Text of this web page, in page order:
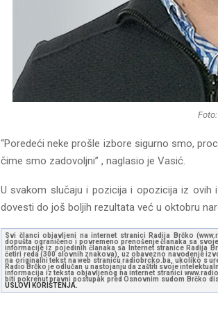
“Poredeći neke prošle izbore sigurno smo,
čime smo zadovoljni” , naglasio je Vasić.
U svakom slučaju i pozicija i opozicija iz ovih
dovesti do još boljih rezultata već u oktobru
Svi članci objavljeni na internet stranici Radija Brčko
dopušta ograničeno i povremeno prenošenje članaka sa
informacije iz pojedinih članaka sa Internet stranice Radija
četiri reda (300 slovnih znakova), uz obavezno navođenje
na originalni tekst na web stranicu radiobrcko.ba, ukoliko s
Radio Brčko je odlučan u nastojanju da zaštiti svoje
informacija iz teksta objavljenog na internet stranici
biti pokrenut pravni postupak pred Osnovnim sudom Brčko
USLOVI KORIŠTENJA.